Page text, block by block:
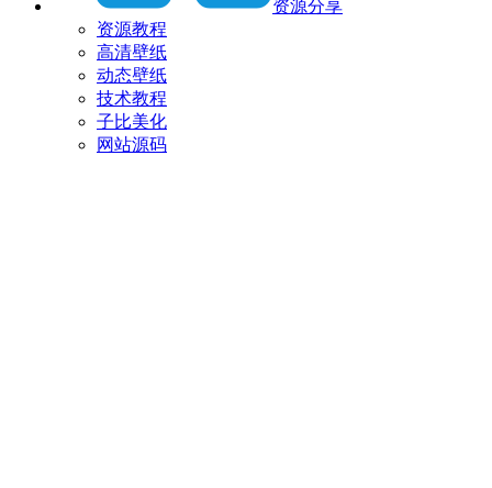
资源分享
资源教程
高清壁纸
动态壁纸
技术教程
子比美化
网站源码